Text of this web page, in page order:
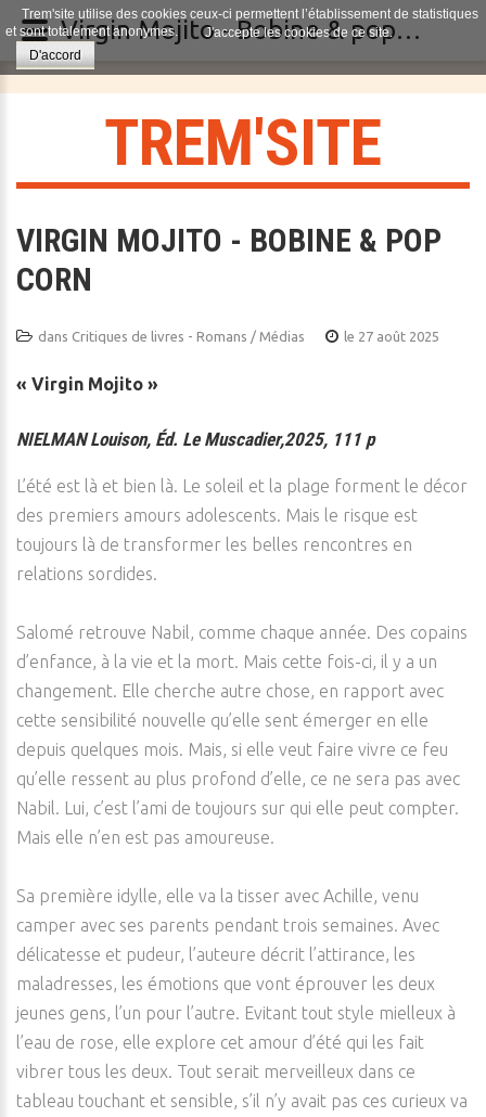
TREM'SITE
VIRGIN MOJITO - BOBINE & POP
CORN
dans Critiques de livres - Romans / Médias le 27 août 2025
« Virgin Mojito »
NIELMAN Louison, Éd. Le Muscadier,2025, 111 p
L’été est là et bien là. Le soleil et la plage forment le décor
des premiers amours adolescents. Mais le risque est
toujours là de transformer les belles rencontres en
relations sordides.
Salomé retrouve Nabil, comme chaque année. Des copains
d’enfance, à la vie et la mort. Mais cette fois-ci, il y a un
changement. Elle cherche autre chose, en rapport avec
cette sensibilité nouvelle qu’elle sent émerger en elle
depuis quelques mois. Mais, si elle veut faire vivre ce feu
qu’elle ressent au plus profond d’elle, ce ne sera pas avec
Nabil. Lui, c’est l’ami de toujours sur qui elle peut compter.
Mais elle n’en est pas amoureuse.
Sa première idylle, elle va la tisser avec Achille, venu
camper avec ses parents pendant trois semaines. Avec
délicatesse et pudeur, l’auteure décrit l’attirance, les
maladresses, les émotions que vont éprouver les deux
jeunes gens, l’un pour l’autre. Evitant tout style mielleux à
l’eau de rose, elle explore cet amour d’été qui les fait
vibrer tous les deux. Tout serait merveilleux dans ce
tableau touchant et sensible, s’il n’y avait pas ces curieux va
Trem'site utilise des cookies ceux-ci permettent l’établissement de statistiques
et sont totalement anonymes.
J'accepte les cookies de ce site.
D'accord
Virgin Mojito - Bobine & pop corn